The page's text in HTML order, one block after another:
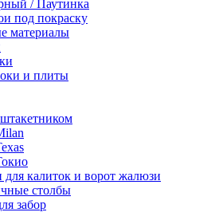
/ Паутинка
под покраску
материалы
и плиты
калиток и ворот жалюзи
столбы
забор